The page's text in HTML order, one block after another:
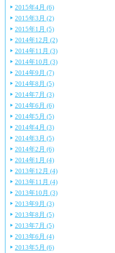
2015年4月 (6)
2015年3月 (2)
2015年1月 (5)
2014年12月 (2)
2014年11月 (3)
2014年10月 (3)
2014年9月 (7)
2014年8月 (5)
2014年7月 (3)
2014年6月 (6)
2014年5月 (5)
2014年4月 (3)
2014年3月 (5)
2014年2月 (6)
2014年1月 (4)
2013年12月 (4)
2013年11月 (4)
2013年10月 (3)
2013年9月 (3)
2013年8月 (5)
2013年7月 (5)
2013年6月 (4)
2013年5月 (6)